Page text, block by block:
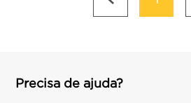
Precisa de ajuda?